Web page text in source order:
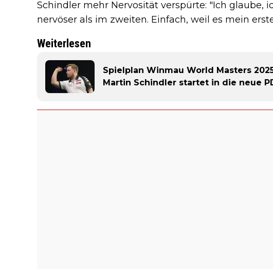
Schindler mehr Nervosität verspürte: "Ich glaube,
nervöser als im zweiten. Einfach, weil es mein
Weiterlesen
Spielplan Winmau World Masters
Martin Schindler startet in die neue